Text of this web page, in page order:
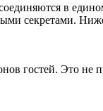
в
секретами.
гостей. Это не